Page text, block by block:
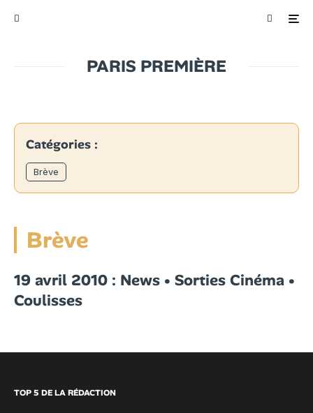
PARIS PREMIÈRE
Catégories :
Brève
Brève
19 avril 2010 : News • Sorties Cinéma •
Coulisses
TOP 5 DE LA RÉDACTION